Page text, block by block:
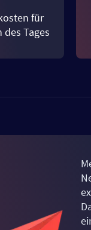
für
Tages